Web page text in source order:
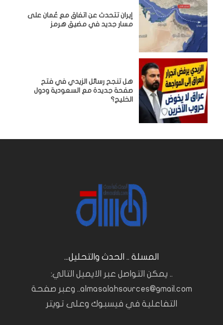
إيران تتحدث عن اتفاق مع عُمان على
مسار جديد في مضيق هرمز
هل تنجح رسائل الزيدي في فتح
صفحة جديدة مع السعودية ودول
الخليج؟
المسلة .. الحدث والتحليل...
.. يمكن التواصل عبر الايميل التالي:
almasalahsources@gmail.com.. وعبر صفحة
التفاعلية في فيسبوك وعلى تويتر